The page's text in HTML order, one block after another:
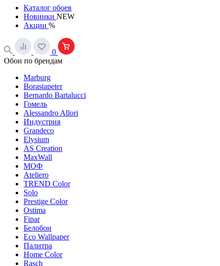
Каталог обоев
Новинки NEW
Акции %
0
Обои по брендам
Marburg
Borastapeter
Bernardo Bartalucci
Гомель
Alessandro Allori
Индустрия
Grandeco
Elysium
AS Creation
MaxWall
МОФ
Ateliero
TREND Color
Solo
Prestige Color
Ostima
Fipar
Белобои
Eco Wallpaper
Палитра
Home Color
Rasch